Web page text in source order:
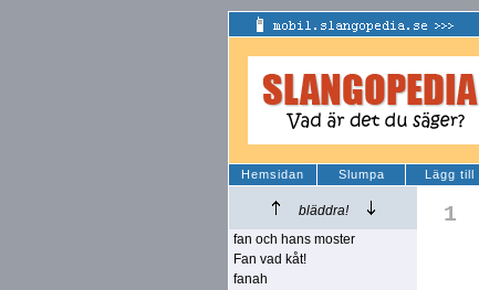
Hemsidan Slumpa Lägg till
bläddra!
fan och hans moster
Fan vad kåt!
fanah
1